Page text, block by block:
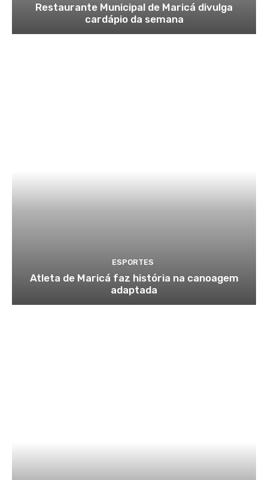
Restaurante Municipal de Maricá divulga
cardápio da semana
ESPORTES
Atleta de Maricá faz história na canoagem
adaptada